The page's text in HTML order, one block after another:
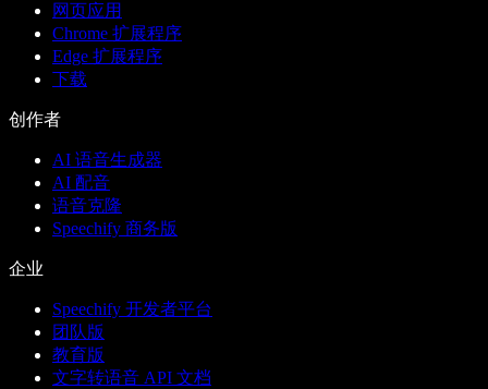
网页应用
Chrome 扩展程序
Edge 扩展程序
下载
创作者
AI 语音生成器
AI 配音
语音克隆
Speechify 商务版
企业
Speechify 开发者平台
团队版
教育版
文字转语音 API 文档